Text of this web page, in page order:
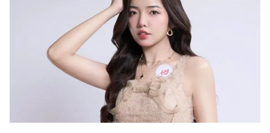
Magazine
Sản phẩm khác
Bạn cần biết